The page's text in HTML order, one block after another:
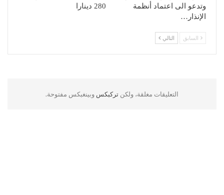
وتدعو الى اعتماد أنظمة
الإنذار…
280 دينارا
السابق التالي
التعليقات مغلقة، ولكن تركبكس وبينغبكس مفتوحة.